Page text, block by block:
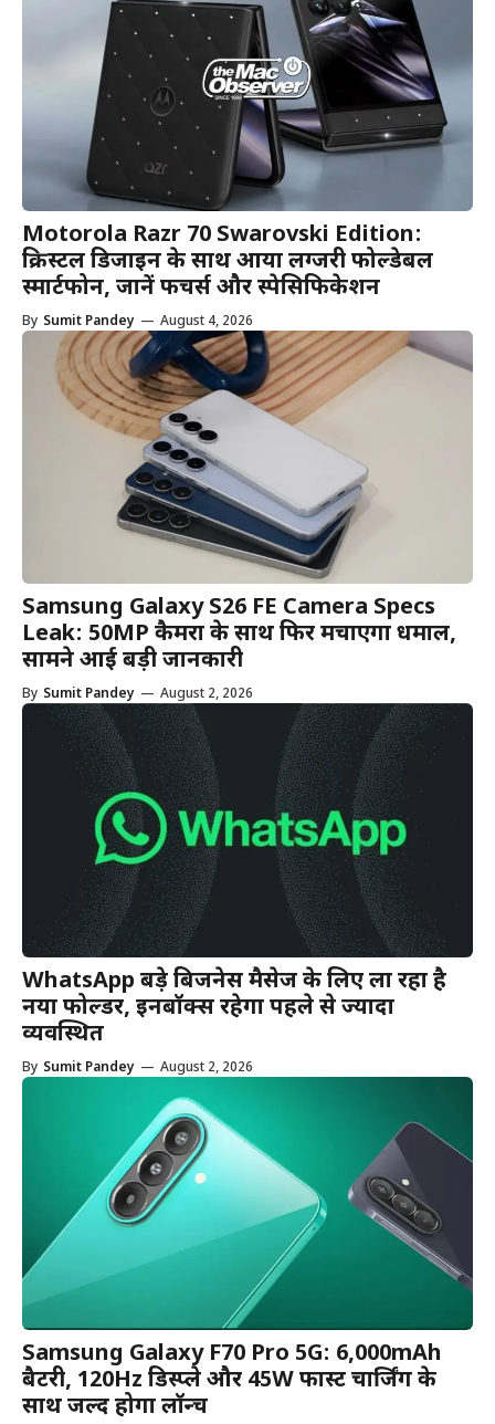
Motorola Razr 70 Swarovski Edition:
क्रिस्टल डिजाइन के साथ आया लग्जरी फोल्डेबल
स्मार्टफोन, जानें फीचर्स और स्पेसिफिकेशन
By Sumit Pandey — August 4, 2026
Samsung Galaxy S26 FE Camera Specs
Leak: 50MP कैमरा के साथ फिर मचाएगा धमाल,
सामने आई बड़ी जानकारी
By Sumit Pandey — August 2, 2026
WhatsApp बड़े बिजनेस मैसेज के लिए ला रहा है
नया फोल्डर, इनबॉक्स रहेगा पहले से ज्यादा
व्यवस्थित
By Sumit Pandey — August 2, 2026
Samsung Galaxy F70 Pro 5G: 6,000mAh
बैटरी, 120Hz डिस्प्ले और 45W फास्ट चार्जिंग के
साथ जल्द होगा लॉन्च